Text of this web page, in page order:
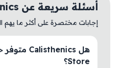
أسئلة سريعة عن Calisthenics
إجابات مختصرة على أكثر ما يهم
Store؟